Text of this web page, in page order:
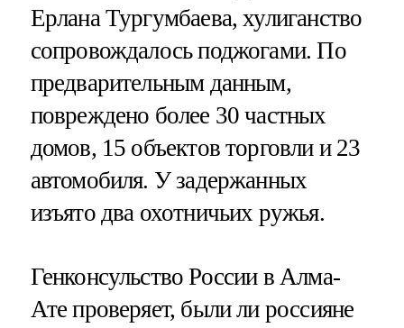
Ерлана Тургумбаева, хулиганство
сопровождалось поджогами. По
предварительным данным,
повреждено более 30 частных
домов, 15 объектов торговли и 23
автомобиля. У задержанных
изъято два охотничьих ружья.
Генконсульство России в Алма-
Ате проверяет, были ли россияне